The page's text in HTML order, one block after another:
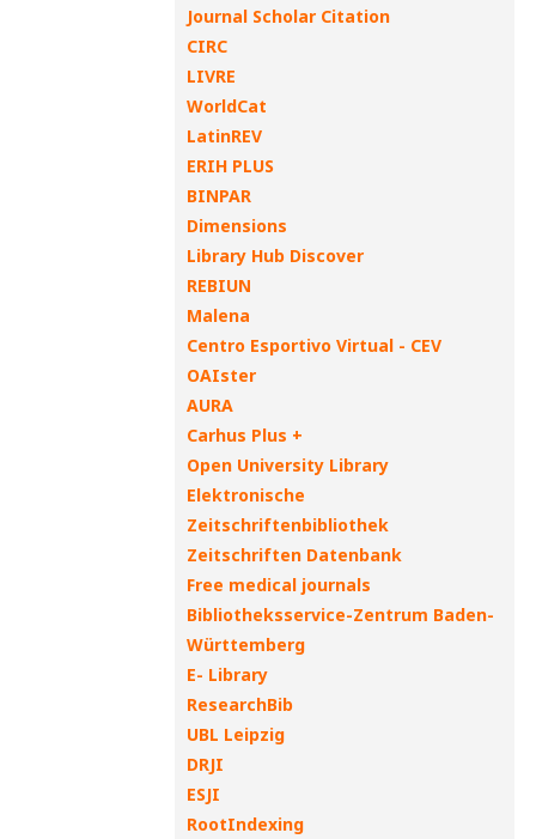
Journal Scholar Citation
CIRC
LIVRE
WorldCat
LatinREV
ERIH PLUS
BINPAR
Dimensions
Library Hub Discover
REBIUN
Malena
Centro Esportivo Virtual - CEV
OAIster
AURA
Carhus Plus +
Open University Library
Elektronische
Zeitschriftenbibliothek
Zeitschriften Datenbank
Free medical journals
Bibliotheksservice-Zentrum Baden-
Württemberg
E- Library
ResearchBib
UBL Leipzig
DRJI
ESJI
RootIndexing